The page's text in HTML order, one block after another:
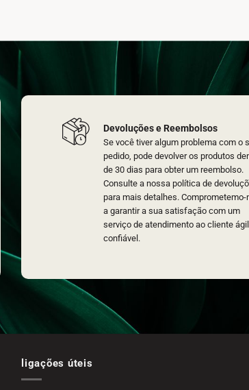
Devoluções e Reembolsos
Se você tiver algum problema com o
pedido, pode devolver os produtos
de 30 dias para obter um reembolso.
Consulte a nossa política de
para mais detalhes. Comprometemo-
a garantir a sua satisfação com um
serviço de atendimento ao cliente
confiável.
ligações úteis